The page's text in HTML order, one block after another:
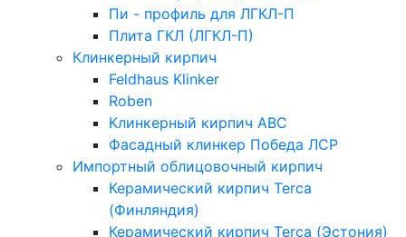
Пи - профиль для ЛГКЛ-П
Плита ГКЛ (ЛГКЛ-П)
Клинкерный кирпич
Feldhaus Klinker
Roben
Клинкерный кирпич ABC
Фасадный клинкер Победа ЛСР
Импортный облицовочный кирпич
Керамический кирпич Terca
(Финляндия)
Керамический кирпич Terca (Эстония)